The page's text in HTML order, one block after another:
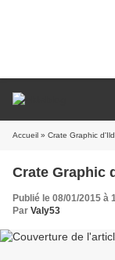
Accueil » Crate Graphic
Crate Graphic
Publié le 08/01/2015 à
Par Valy53